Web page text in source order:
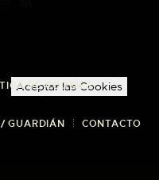
DE COOKIES
GUARDIÁN CONTACTO
Aceptar las Cookies